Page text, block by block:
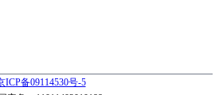
ICP备09114530号-5